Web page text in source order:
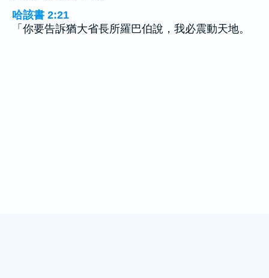
哈該書 2:21
「你要告訴猶大省長所羅巴伯說，我必震動天地。